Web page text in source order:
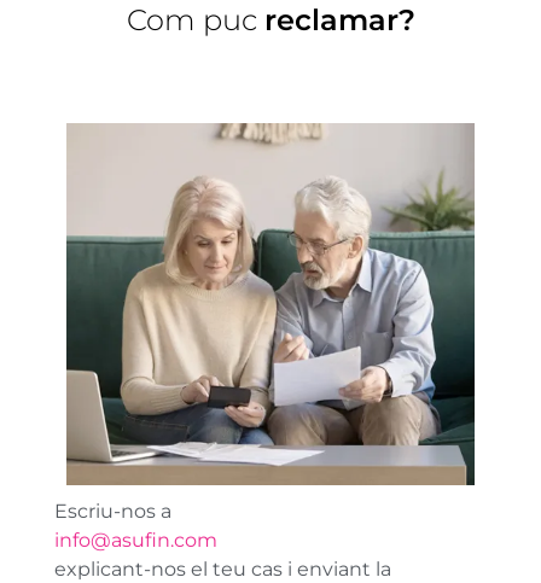
Com puc reclamar?
Escriu-nos a
info@asufin.com
explicant-nos el teu cas i enviant la